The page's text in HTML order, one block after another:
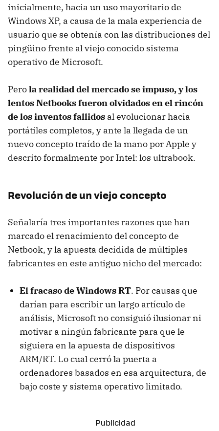
inicialmente, hacia un uso mayoritario de
Windows XP, a causa de la mala experiencia de
usuario que se obtenía con las distribuciones del
pingüino frente al viejo conocido sistema
operativo de Microsoft.
Perola realidad del mercado se impuso, y los
lentos Netbooks fueron olvidados en el rincón
de los inventos fallidos al evolucionar hacia
portátiles completos, y ante la llegada de un
nuevo concepto traído de la mano por Apple y
descrito formalmente por Intel: los ultrabook.
Revolución de un viejo concepto
Señalaría tres importantes razones que han
marcado el renacimiento del concepto de
Netbook, y la apuesta decidida de múltiples
fabricantes en este antiguo nicho del mercado:
El fracaso de Windows RT. Por causas que
darían para escribir un largo artículo de
análisis, Microsoft no consiguió ilusionar ni
motivar a ningún fabricante para que le
siguiera en la apuesta de dispositivos
ARM/RT. Lo cual cerró la puerta a
ordenadores basados en esa arquitectura, de
bajo coste y sistema operativo limitado.